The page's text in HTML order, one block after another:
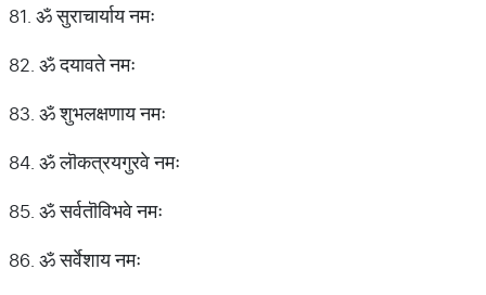
81. ॐ सुराचार्याय नमः
82. ॐ दयावते नमः
83. ॐ शुभलक्षणाय नमः
84. ॐ लॊकत्रयगुरवे नमः
85. ॐ सर्वतॊविभवे नमः
86. ॐ सर्वेशाय नमः